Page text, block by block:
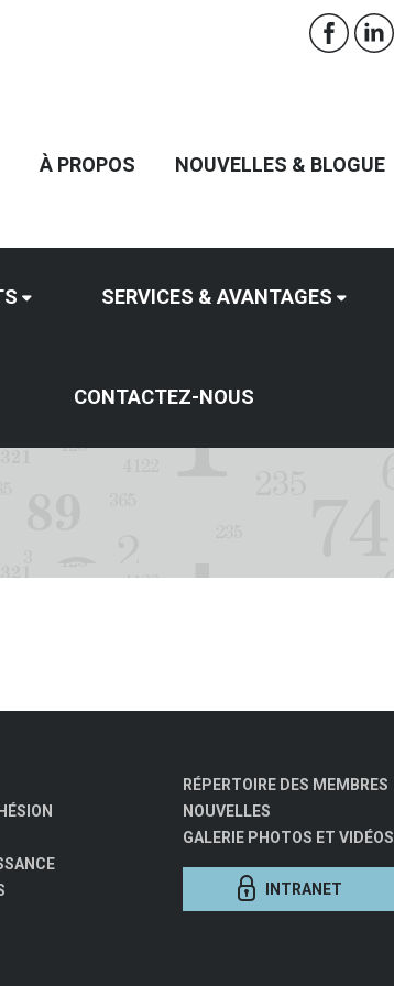
À PROPOS NOUVELLES & BLOGUE
SERVICES & AVANTAGES
CONTACTEZ-NOUS
RÉPERTOIRE DES MEMBRES
NOUVELLES
GALERIE PHOTOS ET VIDÉOS
INTRANET